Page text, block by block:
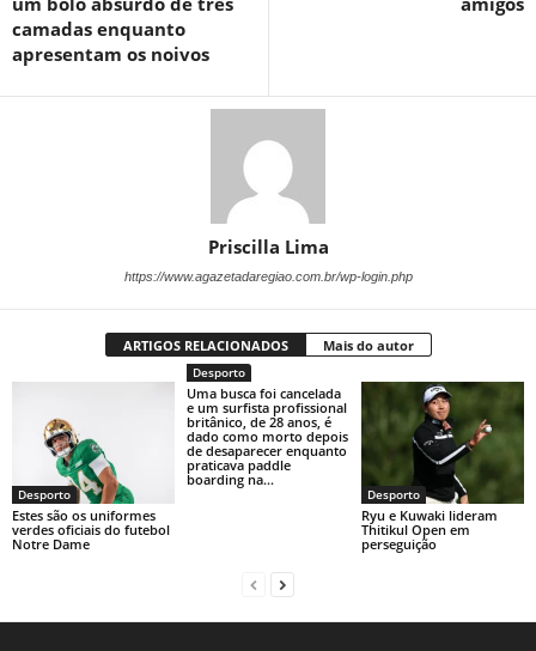
camadas enquanto
apresentam os noivos
Priscilla Lima
https://www.agazetadaregiao.com.br/wp-login.php
ARTIGOS RELACIONADOS Mais do autor
Desporto
Estes são os uniformes
verdes oficiais do futebol
Notre Dame
Desporto
Uma busca foi cancelada
e um surfista profissional
britânico, de 28 anos, é
dado como morto depois
de desaparecer enquanto
praticava paddle
boarding na...
Desporto
Ryu e Kuwaki lideram
Thitikul Open em
perseguição